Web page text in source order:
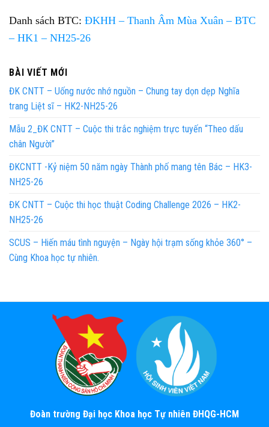
Danh sách BTC: ĐKHH – Thanh Âm Mùa Xuân – BTC
– HK1 – NH25-26
BÀI VIẾT MỚI
ĐK CNTT – Uống nước nhớ nguồn – Chung tay dọn dẹp Nghĩa
trang Liệt sĩ – HK2-NH25-26
Mẫu 2_ĐK CNTT – Cuộc thi trắc nghiệm trực tuyến “Theo dấu
chân Người”
ĐKCNTT -Kỷ niệm 50 năm ngày Thành phố mang tên Bác – HK3-
NH25-26
ĐK CNTT – Cuộc thi học thuật Coding Challenge 2026 – HK2-
NH25-26
SCUS – Hiến máu tình nguyện – Ngày hội trạm sống khỏe 360° –
Cùng Khoa học tự nhiên.
Đoàn trường Đại học Khoa học Tự nhiên ĐHQG-HCM